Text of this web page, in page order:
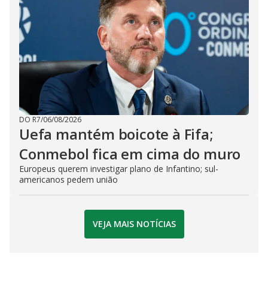
DO R7/06/08/2026
Uefa mantém boicote à Fifa;
Conmebol fica em cima do muro
Europeus querem investigar plano de Infantino; sul-
americanos pedem união
VEJA MAIS NOTÍCIAS